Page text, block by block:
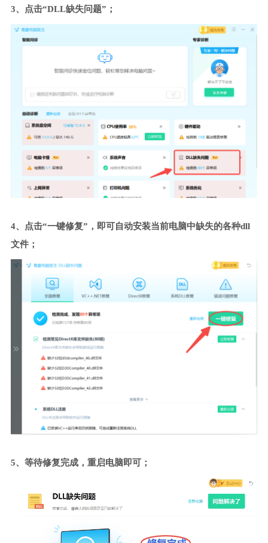
3、点击“DLL缺失问题”；
4、点击“一键修复”，即可自动安装当前电脑中缺失的各种dll
文件；
5、等待修复完成，重启电脑即可；